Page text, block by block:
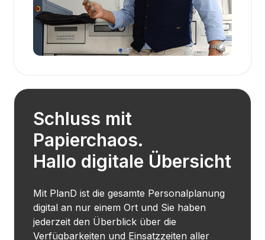
Schluss mit
Papierchaos.
Hallo digitale Übersicht
Mit PlanD ist die gesamte Personalplanung
digital an nur einem Ort und Sie haben
jederzeit den Überblick über die
Verfügbarkeiten und Einsatzzeiten aller